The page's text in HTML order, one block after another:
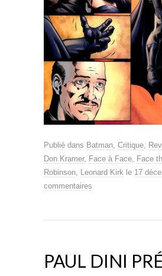
Publié dans Batman, Critique,
Don Kramer, Face à Face, Face
Robinson, Leonard Kirk le 17
commentaires
PAUL DINI